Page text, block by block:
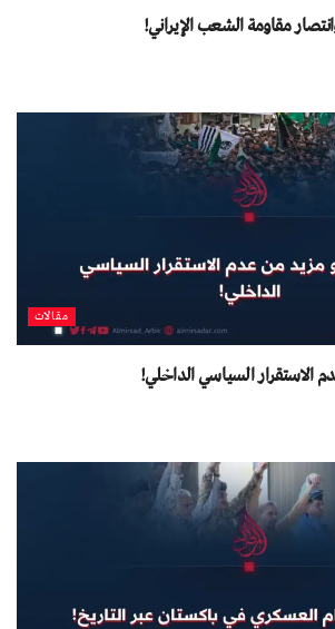
مقاومة الشعب الإيراني!
مقالات
الاستقرار السياسي الداخلي!